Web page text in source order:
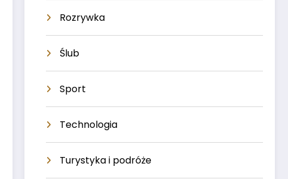
Rozrywka
Ślub
Sport
Technologia
Turystyka i podróże